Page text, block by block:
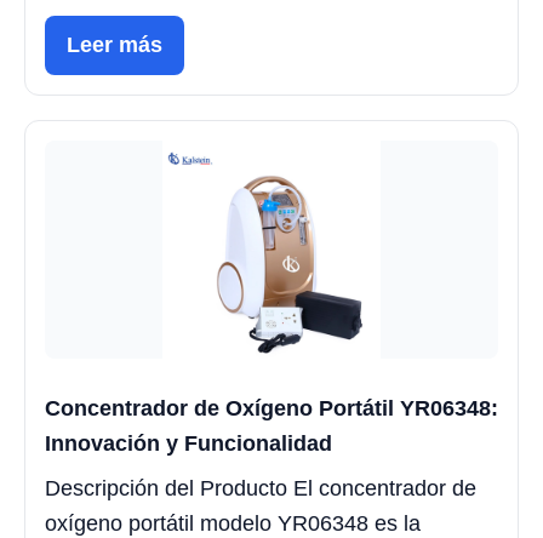
Leer más
Concentrador de Oxígeno Portátil YR06348:
Innovación y Funcionalidad
Descripción del Producto El concentrador de
oxígeno portátil modelo YR06348 es la